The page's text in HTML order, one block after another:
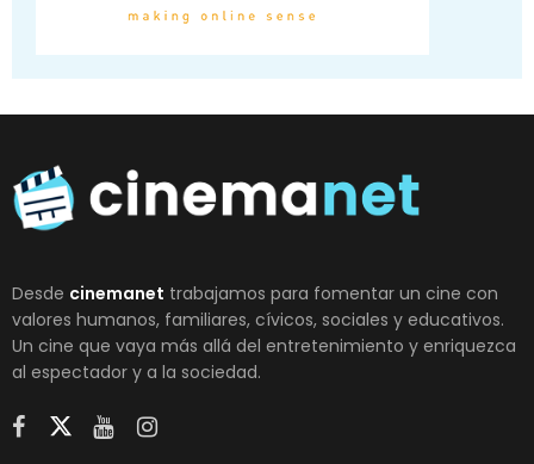
Desde cinemanet trabajamos para fomentar un cine con
valores humanos, familiares, cívicos, sociales y educativos.
Un cine que vaya más allá del entretenimiento y enriquezca
al espectador y a la sociedad.